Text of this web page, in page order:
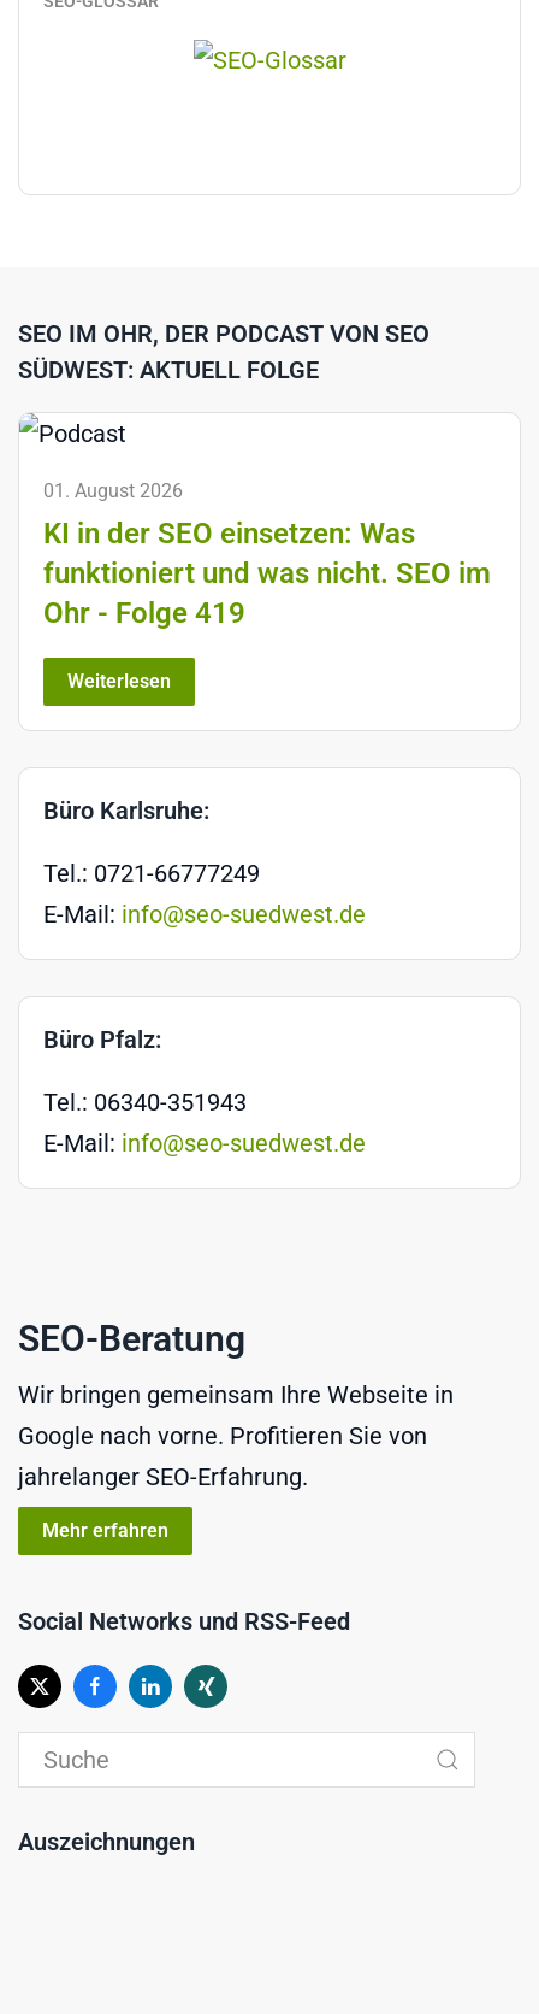
SEO IM OHR, DER PODCAST VON SEO
SÜDWEST: AKTUELL FOLGE
01. August 2026
KI in der SEO einsetzen: Was
funktioniert und was nicht. SEO im
Ohr - Folge 419
Weiterlesen
Büro Karlsruhe:
Tel.: 0721-66777249
E-Mail: info@seo-suedwest.de
Büro Pfalz:
Tel.: 06340-351943
E-Mail: info@seo-suedwest.de
SEO-Beratung
Wir bringen gemeinsam Ihre Webseite in
Google nach vorne. Profitieren Sie von
jahrelanger SEO-Erfahrung.
Mehr erfahren
Social Networks und RSS-Feed
Auszeichnungen